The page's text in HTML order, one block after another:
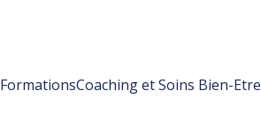
FormationsCoaching et Soins Bien-Etre